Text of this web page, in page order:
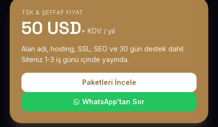
TEK & ŞEFFAF FIYAT
50 USD+ KDV / yıl
Alan adı, hosting, SSL, SEO ve 30 gün destek dahil.
Siteniz 1-3 iş günü içinde yayında.
Paketleri İncele
WhatsApp'tan Sor